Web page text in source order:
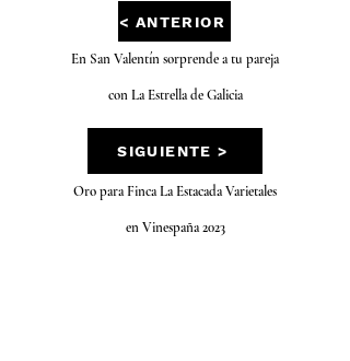
< ANTERIOR
En San Valentín sorprende a tu pareja
con La Estrella de Galicia
SIGUIENTE >
Oro para Finca La Estacada Varietales
en Vinespaña 2023